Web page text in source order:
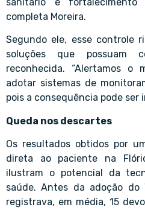
completa Moreira.
Segundo ele, esse controle
soluções que possuam
reconhecida. “Alertamos o
adotar sistemas de
pois a consequência pode ser
Queda nos descartes
Os resultados obtidos por
direta ao paciente na
ilustram o potencial da
saúde. Antes da adoção do
registrava, em média, 15